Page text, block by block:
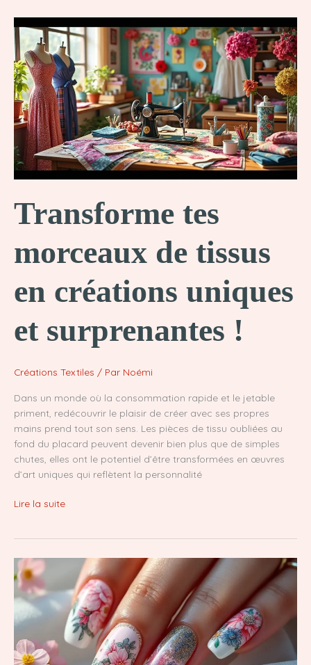
en
trésors
:
idées
créatives
à
réaliser
!
Transforme tes
morceaux de tissus
en créations uniques
et surprenantes !
Créations Textiles / Par Noémi
Dans un monde où la consommation rapide et le jetable
priment, redécouvrir le plaisir de créer avec ses propres
mains prend tout son sens. Les pièces de tissu oubliées au
fond du placard peuvent devenir bien plus que de simples
chutes, elles ont le potentiel d’être transformées en œuvres
d’art uniques qui reflètent la personnalité
Transforme
tissus
en
créations
uniques
et
surprenantes
!
Lire la suite